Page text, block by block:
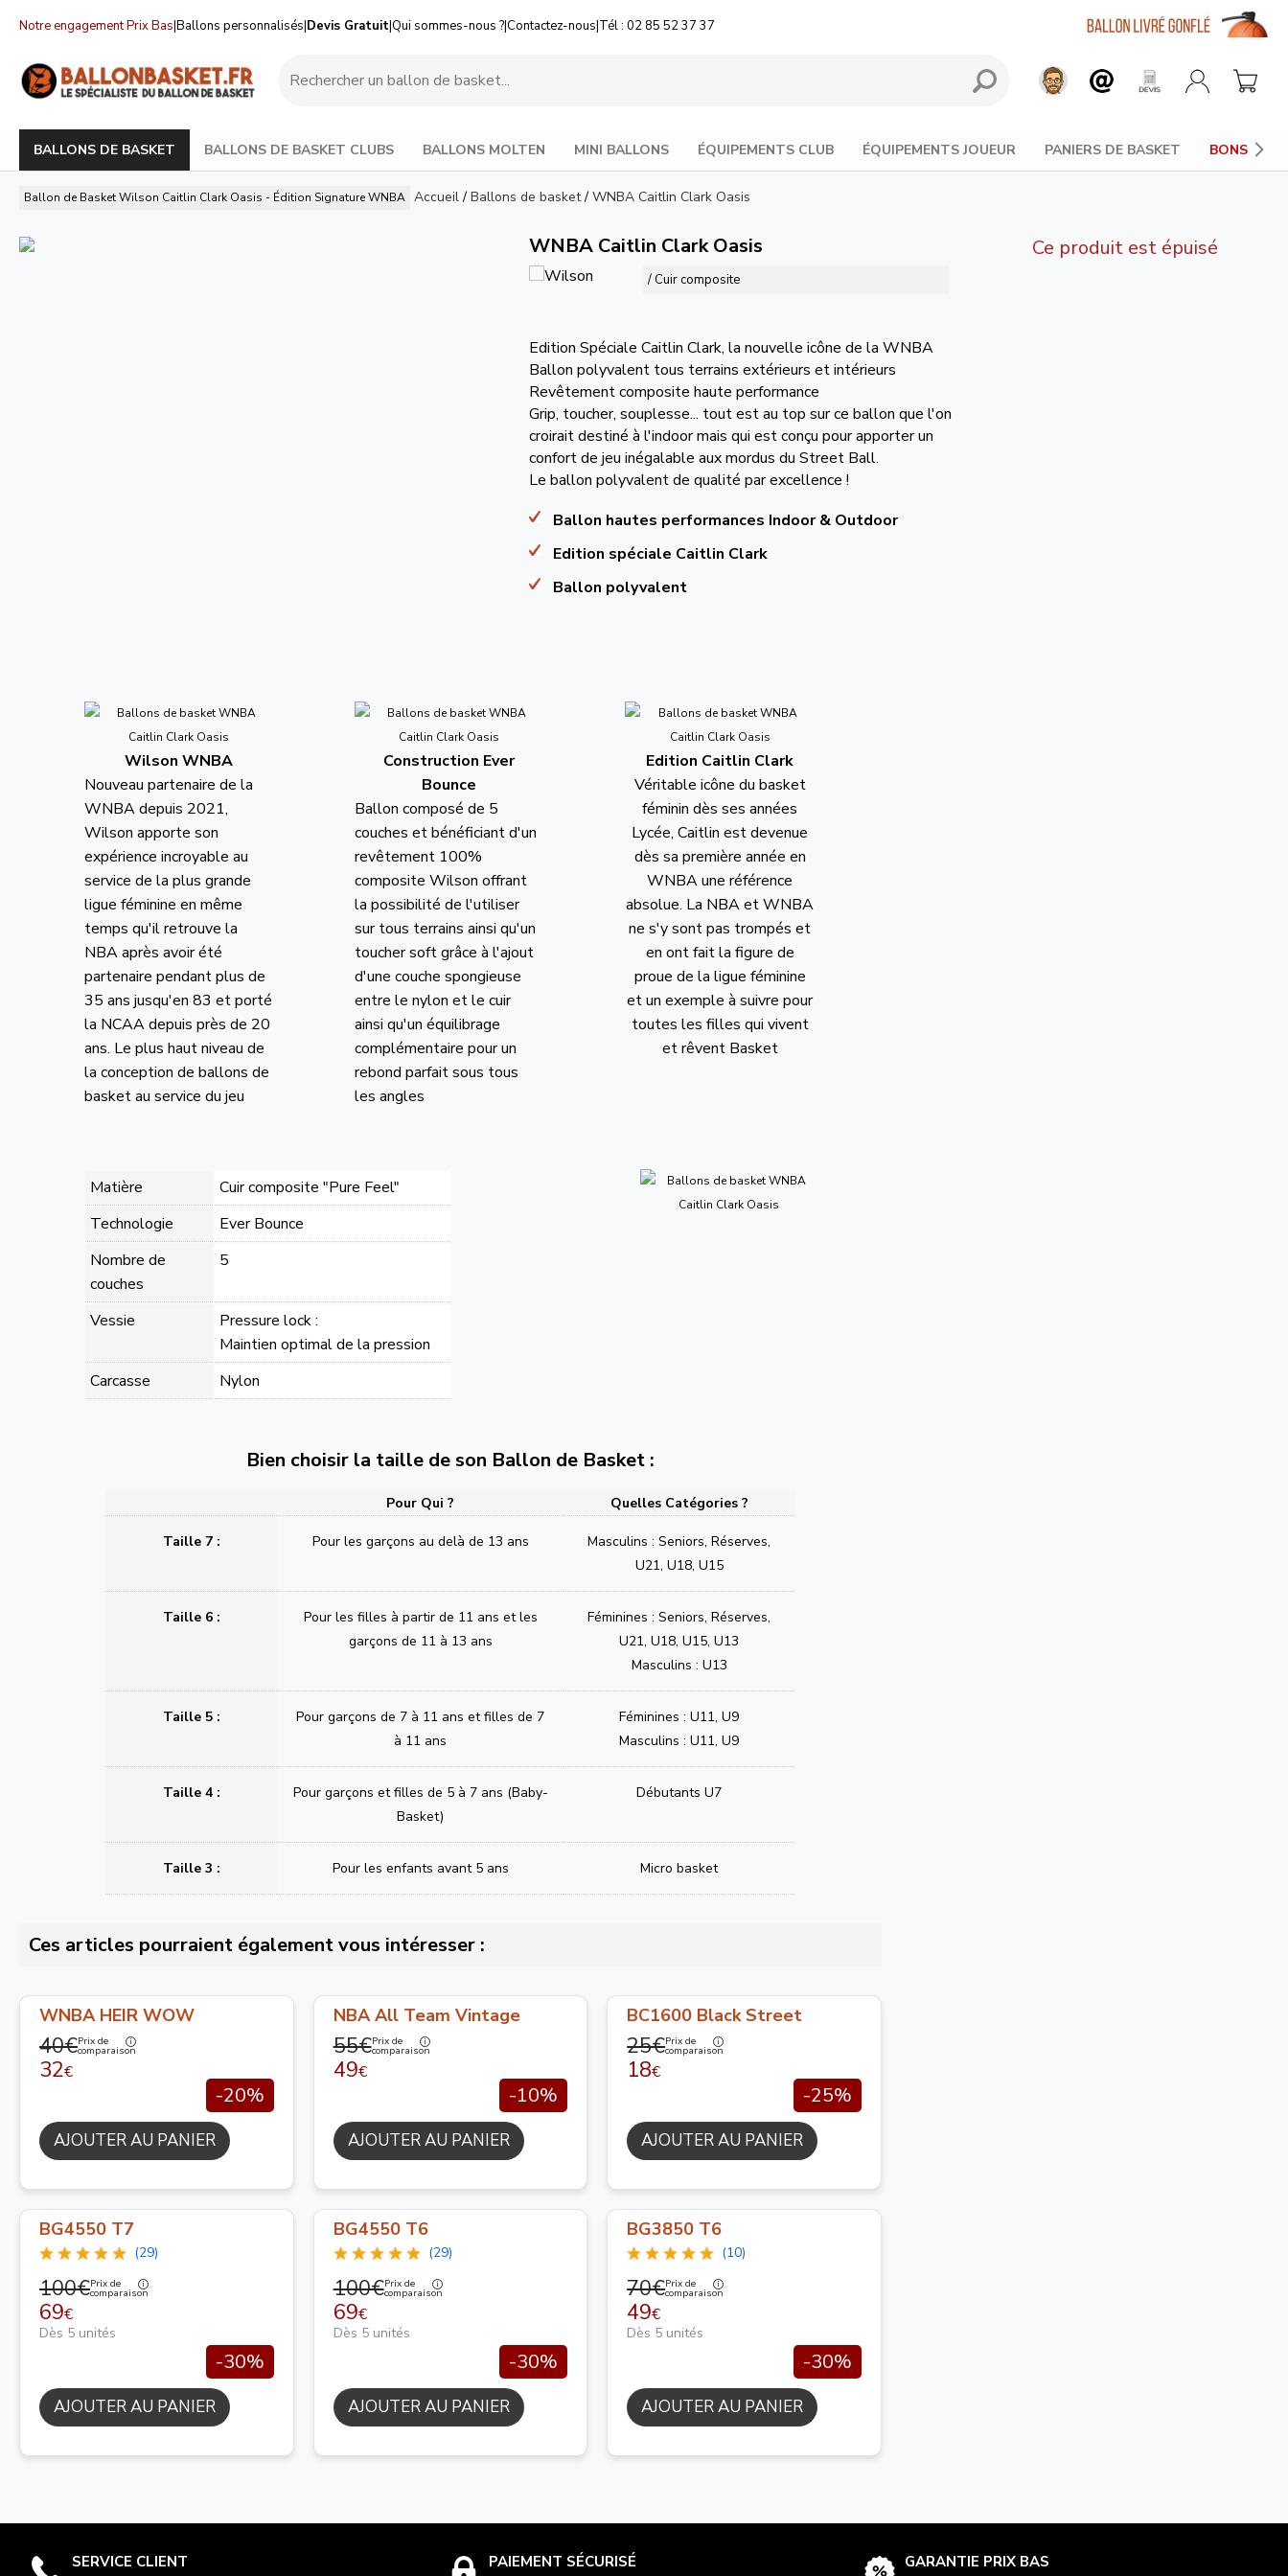
Notre engagement Prix Bas|Ballons personnalisés|Devis Gratuit|Qui sommes-nous ?|Contactez-nous|Tél : 02 85 52 37 37
BALLONS DE BASKET BALLONS DE BASKET CLUBS BALLONS MOLTEN MINI BALLONS ÉQUIPEMENTS CLUB ÉQUIPEMENTS JOUEUR PANIERS DE BASKET BONS
Ballon de Basket Wilson Caitlin Clark Oasis - Édition Signature WNBA Accueil / Ballons de basket/ WNBA Caitlin Clark Oasis
Ce produit est épuisé
WNBA Caitlin Clark Oasis
/ Cuir composite
Edition Spéciale Caitlin Clark, la nouvelle icône de la WNBA
Ballon polyvalent tous terrains extérieurs et intérieurs
Revêtement composite haute performance
Grip, toucher, souplesse... tout est au top sur ce ballon que l'on
croirait destiné à l'indoor mais qui est conçu pour apporter un
confort de jeu inégalable aux mordus du Street Ball.
Le ballon polyvalent de qualité par excellence !
Ballon hautes performances Indoor & Outdoor
Edition spéciale Caitlin Clark
Ballon polyvalent
Wilson WNBA
Nouveau partenaire de la
WNBA depuis 2021,
Wilson apporte son
expérience incroyable au
service de la plus grande
ligue féminine en même
temps qu'il retrouve la
NBA après avoir été
partenaire pendant plus de
35 ans jusqu'en 83 et porté
la NCAA depuis près de 20
ans. Le plus haut niveau de
la conception de ballons de
basket au service du jeu
Construction Ever
Bounce
Ballon composé de 5
couches et bénéficiant d'un
revêtement 100%
composite Wilson offrant
la possibilité de l'utiliser
sur tous terrains ainsi qu'un
toucher soft grâce à l'ajout
d'une couche spongieuse
entre le nylon et le cuir
ainsi qu'un équilibrage
complémentaire pour un
rebond parfait sous tous
les angles
Edition Caitlin Clark
Véritable icône du basket
féminin dès ses années
Lycée, Caitlin est devenue
dès sa première année en
WNBA une référence
absolue. La NBA et WNBA
ne s'y sont pas trompés et
en ont fait la figure de
proue de la ligue féminine
et un exemple à suivre pour
toutes les filles qui vivent
et rêvent Basket
Matière
Cuir composite "Pure Feel"
Technologie
Ever Bounce
Nombre de
couches
5
Vessie
Pressure lock :
Maintien optimal de la pression
Carcasse
Nylon
Bien choisir la taille de son Ballon de Basket :
Pour Qui ? Quelles Catégories ?
Taille 7 : Pour les garçons au delà de 13 ans
Masculins : Seniors, Réserves,
U21, U18, U15
Taille 6 :
Pour les filles à partir de 11 ans et les
garçons de 11 à 13 ans
Féminines : Seniors, Réserves,
U21, U18, U15, U13
Masculins : U13
Taille 5 :
Pour garçons de 7 à 11 ans et filles de 7
à 11 ans
Féminines : U11, U9
Masculins : U11, U9
Taille 4 :
Pour garçons et filles de 5 à 7 ans (Baby-
Basket)
Débutants U7
Taille 3 : Pour les enfants avant 5 ans Micro basket
Ces articles pourraient également vous intéresser :
WNBA HEIR WOW
40€Prix de
comparaison
32€
-20%
AJOUTER AU PANIER
NBA All Team Vintage
55€Prix de
comparaison
49€
-10%
AJOUTER AU PANIER
BC1600 Black Street
25€Prix de
comparaison
18€
-25%
AJOUTER AU PANIER
BG4550 T7
(29)
100€Prix de
comparaison
69€
Dès 5 unités
-30%
AJOUTER AU PANIER
BG4550 T6
(29)
100€Prix de
comparaison
69€
Dès 5 unités
-30%
AJOUTER AU PANIER
BG3850 T6
(10)
70€Prix de
comparaison
49€
Dès 5 unités
-30%
AJOUTER AU PANIER
SERVICE CLIENT PAIEMENT SÉCURISÉ GARANTIE PRIX BAS